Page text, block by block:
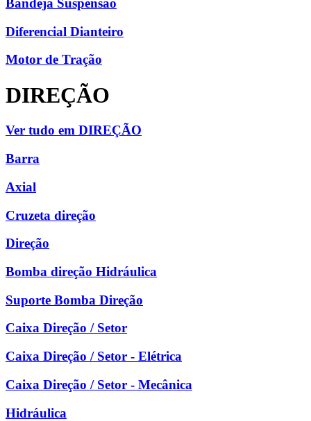
Bandeja Suspensão
Diferencial Dianteiro
Motor de Tração
DIREÇÃO
Ver tudo em DIREÇÃO
Barra
Axial
Cruzeta direção
Direção
Bomba direção Hidráulica
Suporte Bomba Direção
Caixa Direção / Setor
Caixa Direção / Setor - Elétrica
Caixa Direção / Setor - Mecânica
Hidráulica